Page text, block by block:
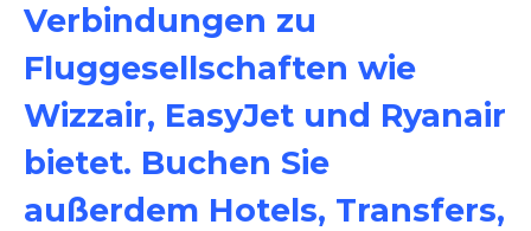
Verbindungen zu
Fluggesellschaften wie
Wizzair, EasyJet und Ryanair
bietet. Buchen Sie
außerdem Hotels, Transfers,